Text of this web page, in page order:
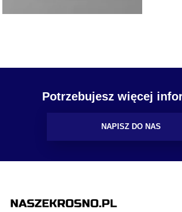
Potrzebujesz więcej
NAPISZ DO NAS